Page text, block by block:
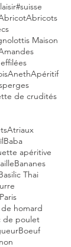
#suisse
Abricots
Maison
AnethApéritif
de crudités
Atriaux
Baba
apéritive
Bananes
Thai
homard
de poulet
Boeuf